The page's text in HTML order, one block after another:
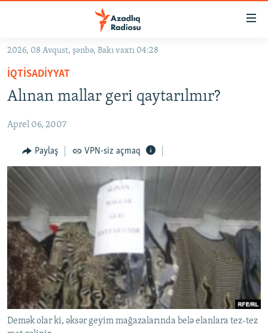
Əsas
qayıt
Əsas
qayıt
GÜNDƏM
#İZAHLA
#ƏSLINDƏ
FƏRQƏ BAX
QANUNI DOĞRU
ARAŞDIRMA
MULTIMEDIA
VIDEO
FOTOQALEREYA
İNFOQRAFIKA
KARIKATURA
RADIO ARXIV
OXU ZALI
AZƏRBAYCAN ƏDƏBIYYATI KITABXANASI
İSLAM VƏ DEMOKRATIYA
İZ - MƏDƏNIYYƏT PROQRAMI
HAQQIMIZDA
MISSIYAMIZ
PEŞƏ ETIKASI VƏ JURNALISTIKA STANDARTLARIMIZ
MATERIALLARIMIZDAN ISTIFADƏ
BIZI IZLƏ
2026, 08 Avqust, şənbə, Bakı vaxtı 04:28
İQTISADIYYAT
Alınan mallar geri qaytarılmır?
Aprel 06, 2007
Paylaş VPN-siz açmaq
Demək olar ki, əksər geyim mağazalarında belə elanlara tez-tez